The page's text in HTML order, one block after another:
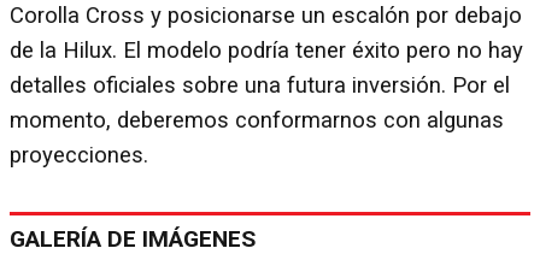
Corolla Cross y posicionarse un escalón por debajo
de la Hilux. El modelo podría tener éxito pero no hay
detalles oficiales sobre una futura inversión. Por el
momento, deberemos conformarnos con algunas
proyecciones.
GALERÍA DE IMÁGENES